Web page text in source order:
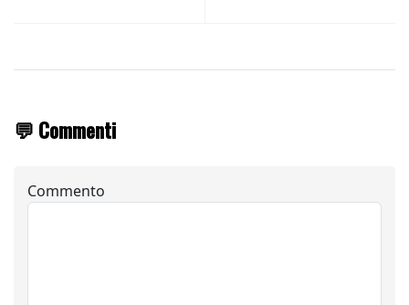
💬 Commenti